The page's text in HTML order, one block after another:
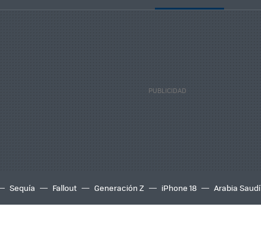
Sequía Fallout Generación Z iPhone 18 Arabia Saudí